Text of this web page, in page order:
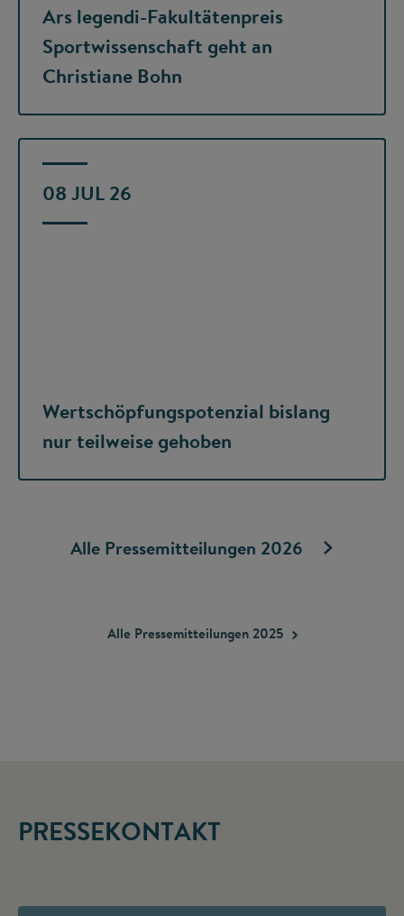
Ars legendi-Fakultätenpreis
Sportwissenschaft geht an
Christiane Bohn
08 JUL 26
Wertschöpfungspotenzial bislang
nur teilweise gehoben
Alle Pressemitteilungen 2026
Alle Pressemitteilungen2025
PRESSEKONTAKT